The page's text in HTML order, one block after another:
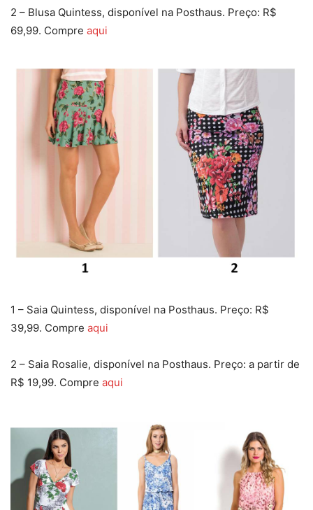
2 – Blusa Quintess, disponível na Posthaus. Preço: R$
69,99. Compre aqui
1 – Saia Quintess, disponível na Posthaus. Preço: R$
39,99. Compre aqui
2 – Saia Rosalie, disponível na Posthaus. Preço: a partir de
R$ 19,99. Compre aqui